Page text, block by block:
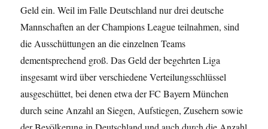
Geld ein. Weil im Falle Deutschland nur drei deutsche
Mannschaften an der Champions League teilnahmen, sind
die Ausschüttungen an die einzelnen Teams
dementsprechend groß. Das Geld der begehrten Liga
insgesamt wird über verschiedene Verteilungsschlüssel
ausgeschüttet, bei denen etwa der FC Bayern München
durch seine Anzahl an Siegen, Aufstiegen, Zusehern sowie